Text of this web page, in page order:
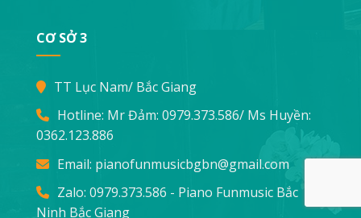
CƠ SỞ 3
TT Lục Nam/ Bắc Giang
Hotline: Mr Đảm: 0979.373.586/ Ms Huyền:
0362.123.886
Email: pianofunmusicbgbn@gmail.com
Zalo: 0979.373.586 - Piano Funmusic Bắc
Ninh Bắc Giang